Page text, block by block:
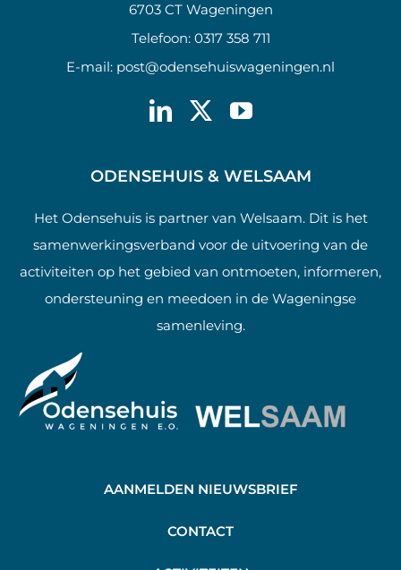
6703 CT Wageningen
Telefoon: 0317 358 711
E-mail: post@odensehuiswageningen.nl
ODENSEHUIS & WELSAAM
Het Odensehuis is partner van Welsaam. Dit is het
samenwerkingsverband voor de uitvoering van de
activiteiten op het gebied van ontmoeten, informeren,
ondersteuning en meedoen in de Wageningse
samenleving.
AANMELDEN NIEUWSBRIEF
CONTACT